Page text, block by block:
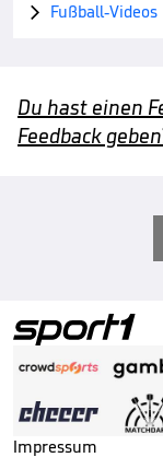
 Fußball-Videos
Du hast einen
Feedback
Impressum